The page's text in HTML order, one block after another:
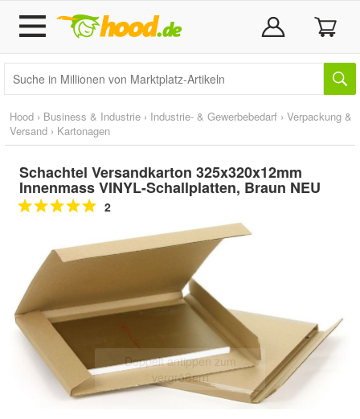
Hood › Business & Industrie › Industrie- & Gewerbebedarf › Verpackung &
Versand › Kartonagen
Schachtel Versandkarton 325x320x12mm
Innenmass VINYL-Schallplatten, Braun NEU
2
Doppelt antippen zum
vergrößern